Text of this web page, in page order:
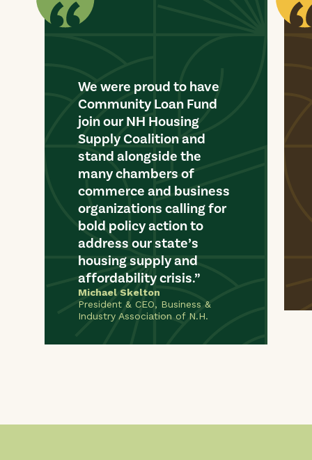
We were proud to have
Community Loan Fund
join our NH Housing
Supply Coalition and
stand alongside the
many chambers of
commerce and business
organizations calling for
bold policy action to
address our state’s
housing supply and
affordability crisis.
Michael Skelton
President & CEO, Business &
Industry Association of N.H.